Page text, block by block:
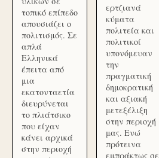
τοπικό επίπεδο
απουσιάζει ο
πολιτισμός. Σε
απλά
Ελληνικά
έπειτα από
μια
εκατονταετία
διευρύνεται
το πλιάτσικο
που είχαν
κάνει αρχικά
στην περιοχή
ερτζιανά
κύματα
πολιτεία και
πολιτικοί
υπονόμευαν
την
πραγματική
δημοκρατική
και αξιακή
μετεξέλιξη
στην περιοχή
μας. Ενώ
πρότεινα
εμπράκτως σε